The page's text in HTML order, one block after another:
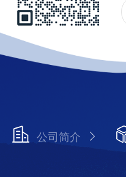
公司简介